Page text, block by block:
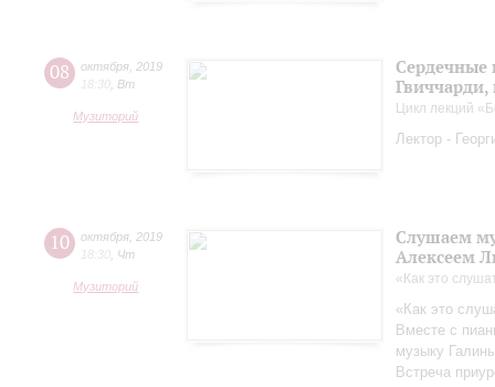
08 октября 2019
18:30 Вт
Музиторий
Сердечные
Цикл лекций
Лектор -
10 октября 2019
18:30 Чт
Музиторий
Слушаем
Алексеем
«Как это
«Как это
Вместе с
музыку
Встреча